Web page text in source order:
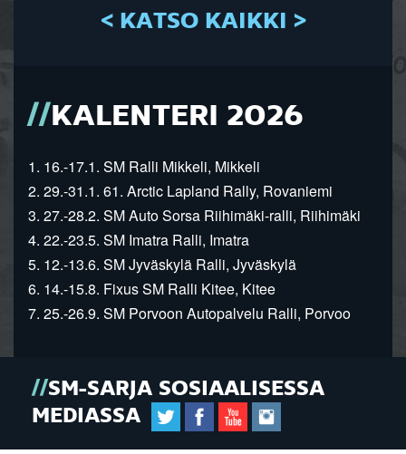
< KATSO KAIKKI >
KALENTERI 2026
1. 16.-17.1. SM Ralli Mikkeli, Mikkeli
2. 29.-31.1. 61. Arctic Lapland Rally, Rovaniemi
3. 27.-28.2. SM Auto Sorsa Riihimäki-ralli, Riihimäki
4. 22.-23.5. SM Imatra Ralli, Imatra
5. 12.-13.6. SM Jyväskylä Ralli, Jyväskylä
6. 14.-15.8. Fixus SM Ralli Kitee, Kitee
7. 25.-26.9. SM Porvoon Autopalvelu Ralli, Porvoo
SM-SARJA SOSIAALISESSA
MEDIASSA